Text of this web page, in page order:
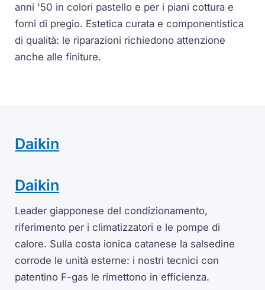
anni '50 in colori pastello e per i piani cottura e
forni di pregio. Estetica curata e componentistica
di qualità: le riparazioni richiedono attenzione
anche alle finiture.
Daikin
Daikin
Leader giapponese del condizionamento,
riferimento per i climatizzatori e le pompe di
calore. Sulla costa ionica catanese la salsedine
corrode le unità esterne: i nostri tecnici con
patentino F-gas le rimettono in efficienza.